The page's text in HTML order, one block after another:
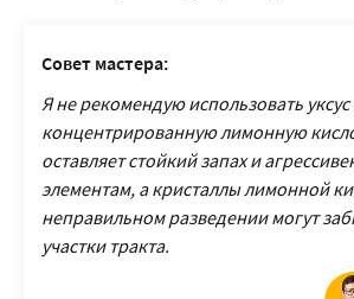
Совет мастера:
Я не рекомендую использовать
концентрированную лимонную
оставляет стойкий запах и
элементам, а кристаллы лимонной
неправильном разведении могут
участки тракта.